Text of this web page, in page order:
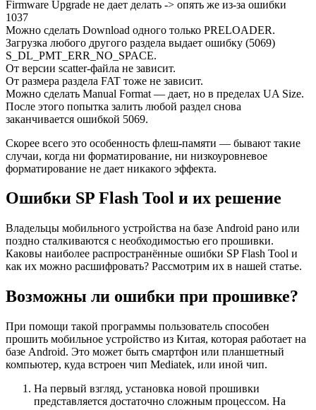
Firmware Upgrade не дает делать -> опять же из-за ошибки
1037
Можно сделать Download одного только PRELOADER.
Загрузка любого другого раздела выдает ошибку (5069)
S_DL_PMT_ERR_NO_SPACE.
От версии scatter-файла не зависит.
От размера раздела FAT тоже не зависит.
Можно сделать Manual Format — дает, но в пределах UA Size.
После этого попытка залить любой раздел снова
заканчивается ошибкой 5069.
Скорее всего это особенность флеш-памяти — бывают такие
случаи, когда ни форматирование, ни низкоуровневое
форматирование не дает никакого эффекта.
Ошибки SP Flash Tool и их решение
Владельцы мобильного устройства на базе Android рано или
поздно сталкиваются с необходимостью его прошивки.
Каковы наиболее распространённые ошибки SP Flash Tool и
как их можно расшифровать? Рассмотрим их в нашей статье.
Возможны ли ошибки при прошивке?
При помощи такой программы пользователь способен
прошить мобильное устройство из Китая, которая работает на
базе Android. Это может быть смартфон или планшетный
компьютер, куда встроен чип Mediatek, или иной чип.
На первый взгляд, установка новой прошивки
представляется достаточно сложным процессом. На